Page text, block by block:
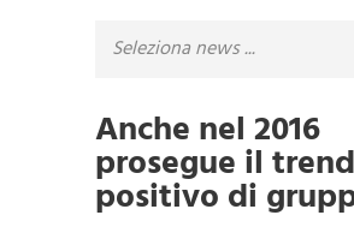
Anche nel 2016
prosegue il trend
positivo di